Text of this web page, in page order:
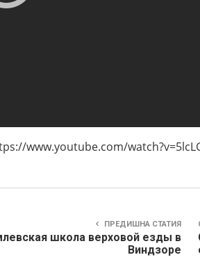
ПРЕДИШНА СТАТИЯ
школа верховой езды в
Виндзоре